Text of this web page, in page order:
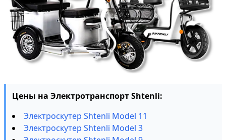
Цены на Электротранспорт Shtenli:
Электроскутер Shtenli Model 11
Электроскутер Shtenli Model 3